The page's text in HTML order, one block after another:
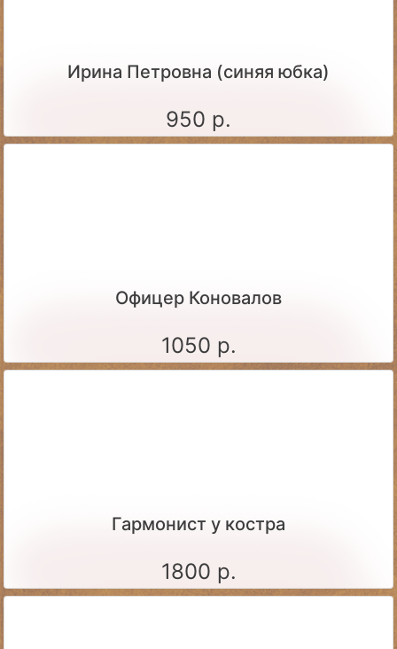
Ирина Петровна (синяя юбка)
950 р.
Офицер Коновалов
1050 р.
Гармонист у костра
1800 р.